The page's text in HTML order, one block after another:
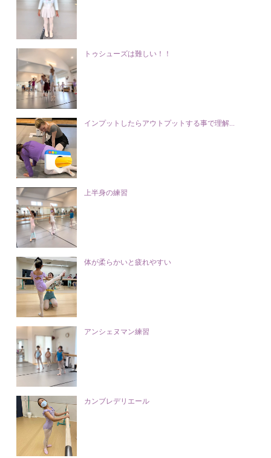
トゥシューズは難しい！！
インプットしたらアウトプットする事で理解...
上半身の練習
体が柔らかいと疲れやすい
アンシェヌマン練習
カンブレデリエール